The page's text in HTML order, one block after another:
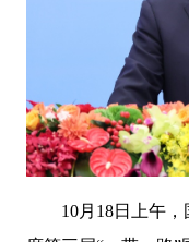
10月18日上午